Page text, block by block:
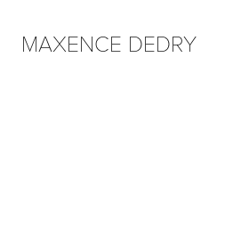
MAXENCE DEDRY